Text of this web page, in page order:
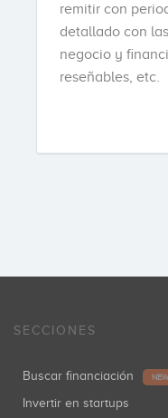
remitir con
detallado con
negocio y
reseñables, etc.
SECCIONES
Buscar financiación NEW
Invertir en startups